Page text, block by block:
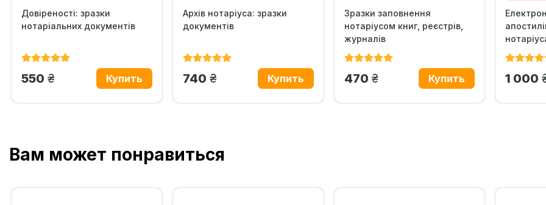
Довіреності: зразки
нотаріальних документів
550 грн.
Архів нотаріуса: зразки
документів
740 грн.
Зразки заповнення
нотаріусом книг, реєстрів,
журналів
470 грн. 1 000
Вам может понравиться